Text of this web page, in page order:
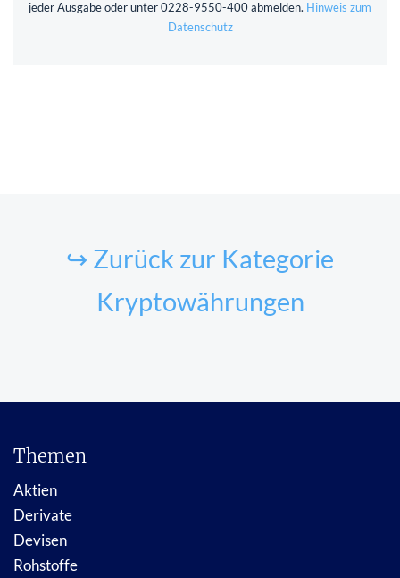
jeder Ausgabe oder unter 0228-9550-400 abmelden. Hinweis zum
Datenschutz
↪ Zurück zur Kategorie
Kryptowährungen
Themen
Aktien
Derivate
Devisen
Rohstoffe